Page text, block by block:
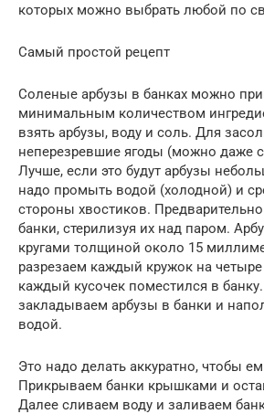
которых можно выбрать любой по
Самый простой рецепт
Соленые арбузы в банках можно
минимальным количеством
взять арбузы, воду и соль. Для
неперезревшие ягоды (можно даже
Лучше, если это будут арбузы
надо промыть водой (холодной) и
стороны хвостиков.
банки, стерилизуя их над паром.
кругами толщиной около 15
разрезаем каждый кружок на четыре
каждый кусочек поместился в
закладываем арбузы в банки и
водой.
Это надо делать аккуратно, чтобы
Прикрываем банки крышками и
Далее сливаем воду и заливаем